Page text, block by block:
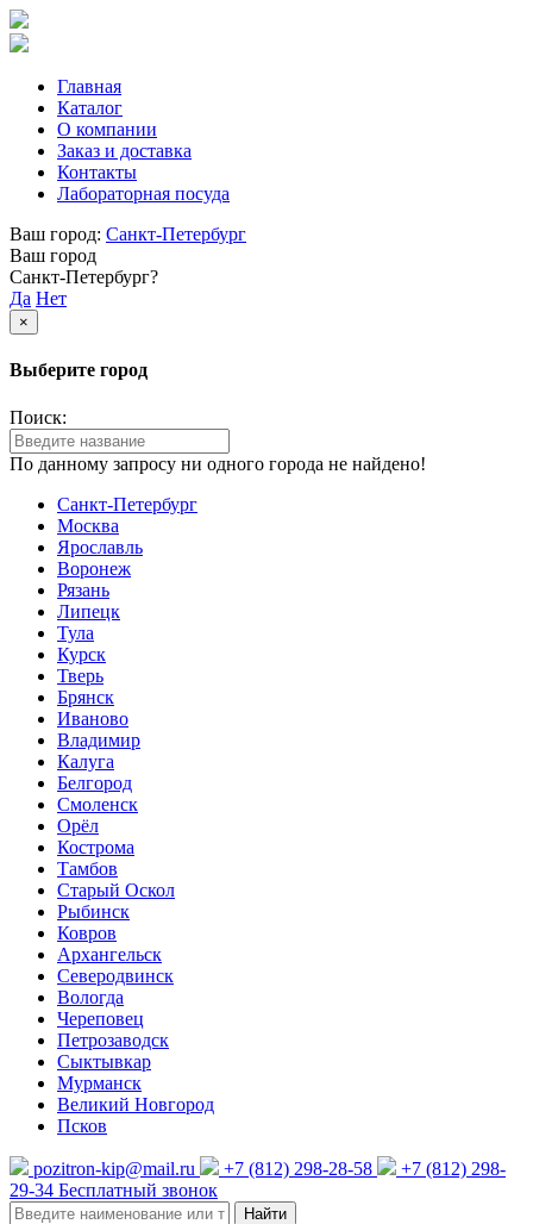
Главная
Каталог
О компании
Заказ и доставка
Контакты
Лабораторная посуда
Ваш город: Санкт-Петербург
Ваш город
Санкт-Петербург?
Да Нет
×
Выберите город
Поиск:
По данному запросу ни одного города не найдено!
Санкт-Петербург
Москва
Ярославль
Воронеж
Рязань
Липецк
Тула
Курск
Тверь
Брянск
Иваново
Владимир
Калуга
Белгород
Смоленск
Орёл
Кострома
Тамбов
Старый Оскол
Рыбинск
Ковров
Архангельск
Северодвинск
Вологда
Череповец
Петрозаводск
Сыктывкар
Мурманск
Великий Новгород
Псков
pozitron-kip@mail.ru +7 (812) 298-28-58
+7 (812) 298-
29-34 Бесплатный звонок
Найти